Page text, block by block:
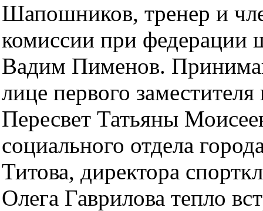
Шапошников, тренер и
комиссии при
Вадим Пименов.
лице первого заместителя
Пересвет Татьяны
социального отдела
Титова, директора
Олега Гаврилова тепло